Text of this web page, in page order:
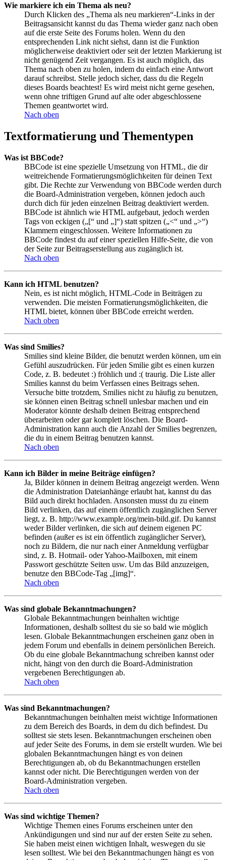
Wie markiere ich ein Thema als neu?
Durch Klicken des „Thema als neu markieren“-Links in der
Beitragsansicht kannst du das Thema wieder ganz nach oben
auf die erste Seite des Forums holen. Wenn du den
entsprechenden Link nicht siehst, dann ist die Funktion
möglicherweise deaktiviert oder seit der letzten Markierung ist
nicht genügend Zeit vergangen. Es ist auch möglich, das
Thema nach oben zu holen, indem du einfach eine Antwort
darauf schreibst. Stelle jedoch sicher, dass du die Regeln
dieses Boards beachtest! Es wird meist nicht gerne gesehen,
wenn ohne triftigen Grund auf alte oder abgeschlossene
Themen geantwortet wird.
Nach oben
Textformatierung und Thementypen
Was ist BBCode?
BBCode ist eine spezielle Umsetzung von HTML, die dir
weitreichende Formatierungsmöglichkeiten für deinen Text
gibt. Die Rechte zur Verwendung von BBCode werden durch
die Board-Administration vergeben, können jedoch auch
durch dich für jeden einzelnen Beitrag deaktiviert werden.
BBCode ist ähnlich wie HTML aufgebaut, jedoch werden
Tags von eckigen („[“ und „]“) statt spitzen („<“ und „>“)
Klammern eingeschlossen. Weitere Informationen zu
BBCode findest du auf einer speziellen Hilfe-Seite, die von
der Seite zur Beitragserstellung aus zugänglich ist.
Nach oben
Kann ich HTML benutzen?
Nein, es ist nicht möglich, HTML-Code in Beiträgen zu
verwenden. Die meisten Formatierungsmöglichkeiten, die
HTML bietet, können über BBCode erreicht werden.
Nach oben
Was sind Smilies?
Smilies sind kleine Bilder, die benutzt werden können, um ein
Gefühl auszudrücken. Für jeden Smilie gibt es einen kurzen
Code, z. B. bedeutet :) fröhlich und :( traurig. Die Liste aller
Smilies kannst du beim Verfassen eines Beitrags sehen.
Versuche bitte trotzdem, Smilies nicht zu häufig zu benutzen,
sie können einen Beitrag schnell unlesbar machen und ein
Moderator könnte deshalb deinen Beitrag entsprechend
überarbeiten oder gar komplett löschen. Die Board-
Administration kann auch die Anzahl der Smilies begrenzen,
die du in einem Beitrag benutzen kannst.
Nach oben
Kann ich Bilder in meine Beiträge einfügen?
Ja, Bilder können in deinem Beitrag angezeigt werden. Wenn
die Administration Dateianhänge erlaubt hat, kannst du das
Bild auch direkt hochladen. Ansonsten musst du zu einem
Bild verlinken, das auf einem öffentlich zugänglichen Server
liegt, z. B. http://www.example.org/mein-bild.gif. Du kannst
weder Bilder verlinken, die sich auf deinem eigenen PC
befinden (außer es ist ein öffentlich zugänglicher Server),
noch zu Bildern, die nur nach einer Anmeldung verfügbar
sind, z. B. Hotmail- oder Yahoo-Mailboxen, mit einem
Passwort geschützte Seiten usw. Um das Bild anzuzeigen,
benutze den BBCode-Tag „[img]“.
Nach oben
Was sind globale Bekanntmachungen?
Globale Bekanntmachungen beinhalten wichtige
Informationen, deshalb solltest du sie so bald wie möglich
lesen. Globale Bekanntmachungen erscheinen ganz oben in
jedem Forum und ebenfalls in deinem persönlichen Bereich.
Ob du eine globale Bekanntmachung schreiben kannst oder
nicht, hängt von den durch die Board-Administration
vergebenen Berechtigungen ab.
Nach oben
Was sind Bekanntmachungen?
Bekanntmachungen beinhalten meist wichtige Informationen
zu dem Bereich des Boards, in dem du dich befindest. Du
solltest sie stets lesen. Bekanntmachungen erscheinen oben
auf jeder Seite des Forums, in dem sie erstellt wurden. Wie bei
globalen Bekanntmachungen hängt es von deinen
Berechtigungen ab, ob du Bekanntmachungen erstellen
kannst oder nicht. Die Berechtigungen werden von der
Board-Administration vergeben.
Nach oben
Was sind wichtige Themen?
Wichtige Themen eines Forums erscheinen unter den
Ankündigungen und sind nur auf der ersten Seite zu sehen.
Sie haben meist einen wichtigen Inhalt, weswegen du sie
lesen solltest. Wie bei den Bekanntmachungen hängt es von